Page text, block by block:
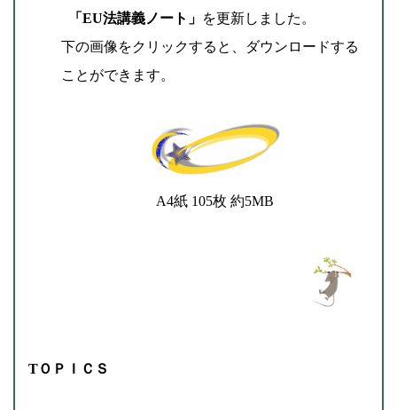
「EU法講義ノート」 を更新しました。
下の画像をクリックすると、ダウンロードする
ことができます。
A4紙 105枚 約5MB
TＯＰＩＣＳ